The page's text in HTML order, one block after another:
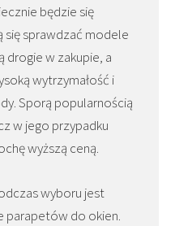
będzie się
się sprawdzać modele
drogie w zakupie, a
wytrzymałość i
Sporą popularnością
w jego przypadku
wyższą ceną.
wyboru jest
parapetów do okien.